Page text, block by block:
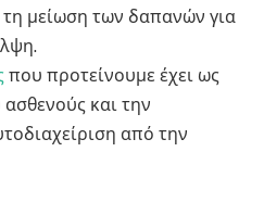
μείωση των δαπανών για
που προτείνουμε έχει ως
και την
από την